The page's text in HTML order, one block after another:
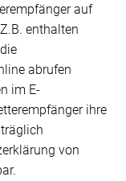
auf
enthalten
abrufen
im E-
ihre
von